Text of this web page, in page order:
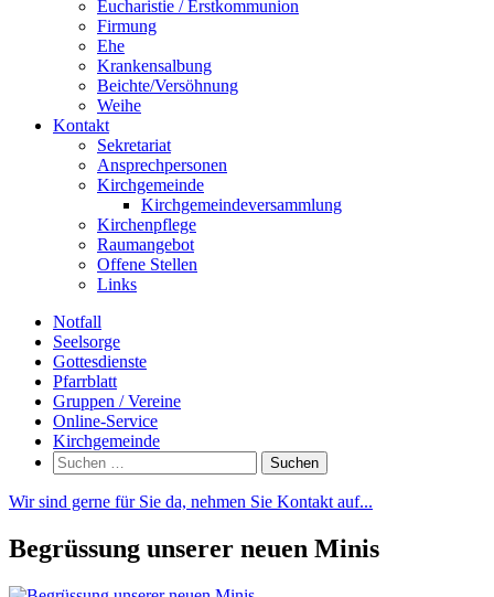
Eucharistie / Erstkommunion
Firmung
Ehe
Krankensalbung
Beichte/Versöhnung
Weihe
Kontakt
Sekretariat
Ansprechpersonen
Kirchgemeinde
Kirchgemeindeversammlung
Kirchenpflege
Raumangebot
Offene Stellen
Links
Notfall
Seelsorge
Gottesdienste
Pfarrblatt
Gruppen / Vereine
Online-Service
Kirchgemeinde
Suchen
nach:
Wir sind gerne für Sie da, nehmen Sie Kontakt auf...
Begrüssung unserer neuen Minis